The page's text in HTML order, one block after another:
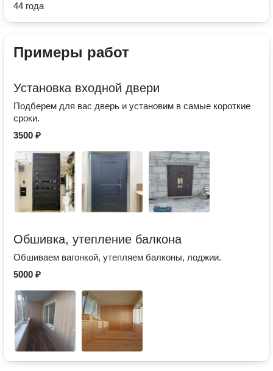
44 года
Примеры работ
Установка входной двери
Подберем для вас дверь и установим в самые короткие
сроки.
3500 ₽
Обшивка, утепление балкона
Обшиваем вагонкой, утепляем балконы, лоджии.
5000 ₽